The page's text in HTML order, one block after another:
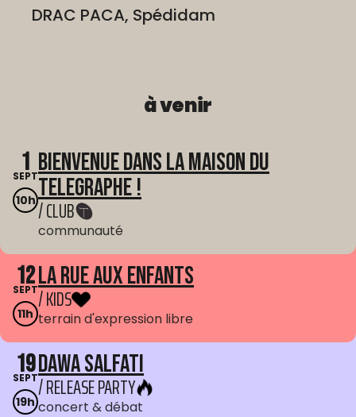
DRAC PACA, Spédidam
à venir
1
SEPT
10h
Bienvenue dans La Maison du
Telegraphe !
/ CLUB
communauté
12
SEPT
11h
La Rue aux enfants
/ KIDS
terrain d'expression libre
19
SEPT
19h
Dawa Salfati
/ RELEASE PARTY
concert & débat